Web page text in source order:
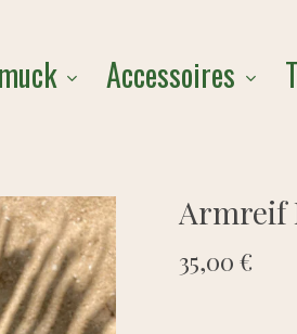
Accessoires
Armreif
35,00 €